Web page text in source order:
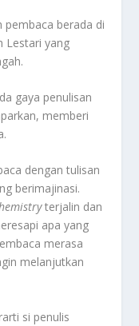
berada di
Lestari yang
gaya penulisan
memberi
dengan tulisan
berimajinasi.
terjalin dan
apa yang
merasa
melanjutkan
si penulis